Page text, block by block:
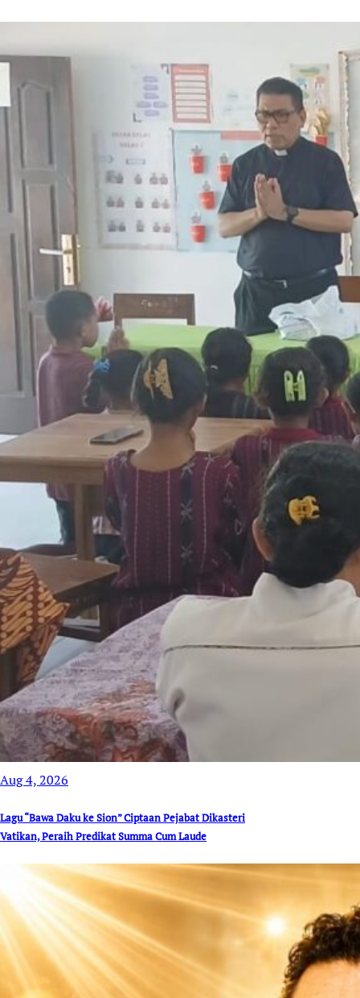
Aug 4, 2026
Lagu “Bawa Daku ke Sion” Ciptaan Pejabat Dikasteri
Vatikan, Peraih Predikat Summa Cum Laude